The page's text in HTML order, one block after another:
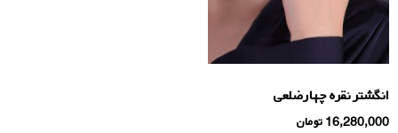
انگشتر نقره چهارضلعی
16,280,000 تومان